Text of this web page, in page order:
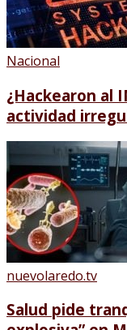
Nacional
¿Hackearon al
actividad
nuevolaredo.tv
Salud pide